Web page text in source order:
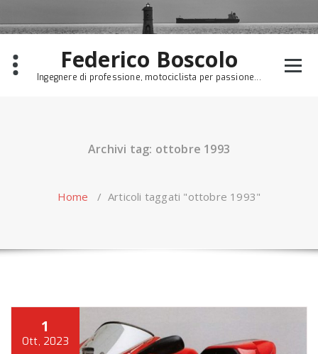
to
content
Federico Boscolo
Ingegnere di professione, motociclista per passione...
Archivi tag: ottobre 1993
Home / Articoli taggati "ottobre 1993"
1
Ott, 2023